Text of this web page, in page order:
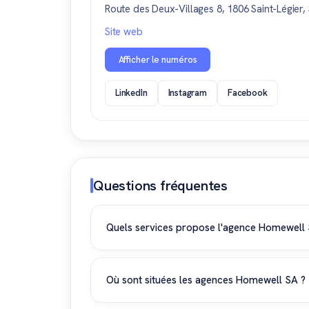
Route des Deux-Villages 8, 1806 Saint-Légier,
Site web
Afficher le numéros
LinkedIn Instagram Facebook
Questions fréquentes
Quels services propose l'agence Homewell
Homewell SA propose des services de
propriétés. Cette agence immobilière à
Où sont situées les agences Homewell SA ?